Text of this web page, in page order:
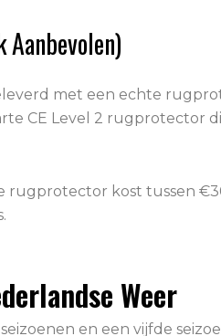
met een echte
CE Level 2 rugprotector
rugprotector kost tussen
Weer
en een vijfde